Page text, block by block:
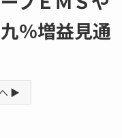
％増益見通
▶